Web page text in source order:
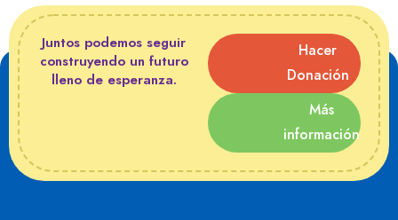
Juntos podemos seguir
construyendo un futuro
lleno de esperanza.
Hacer
Donación
Más
información